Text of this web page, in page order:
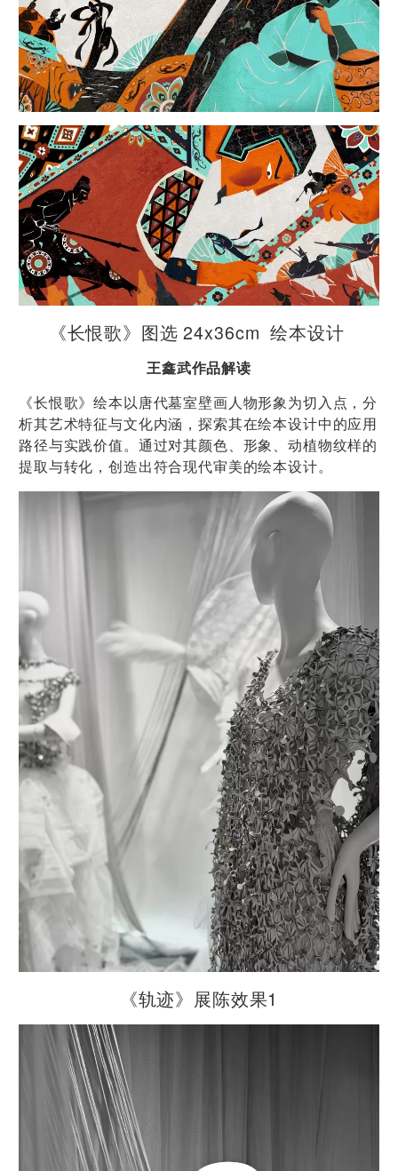
《长恨歌》图选 24x36cm 绘本设计
王鑫武作品解读
《长恨歌》绘本以唐代墓室壁画人物形象为切入点，分
析其艺术特征与文化内涵，探索其在绘本设计中的应用
路径与实践价值。通过对其颜色、形象、动植物纹样的
提取与转化，创造出符合现代审美的绘本设计。
《轨迹》展陈效果1